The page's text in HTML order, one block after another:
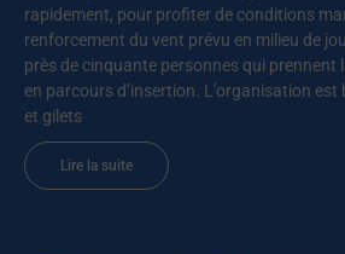
rapidement, pour profiter de conditions
renforcement du vent prévu en milieu de
près de cinquante personnes qui prennent
en parcours d’insertion. L’organisation est
et gilets
Lire la suite